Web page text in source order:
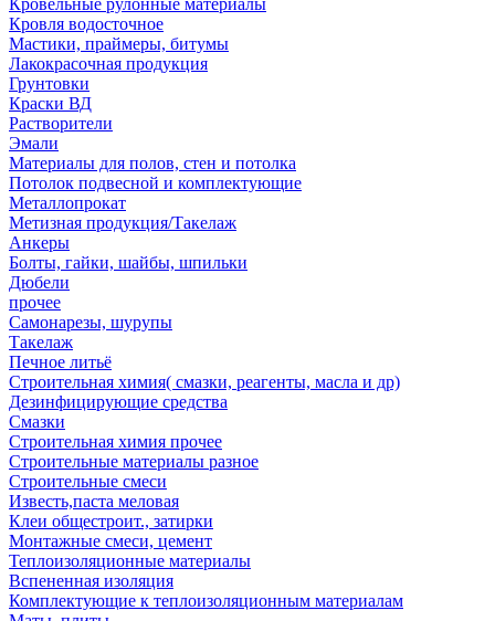
Кровельные рулонные материалы
Кровля водосточное
Мастики, праймеры, битумы
Лакокрасочная продукция
Грунтовки
Краски ВД
Растворители
Эмали
Материалы для полов, стен и потолка
Потолок подвесной и комплектующие
Металлопрокат
Метизная продукция/Такелаж
Анкеры
Болты, гайки, шайбы, шпильки
Дюбели
прочее
Самонарезы, шурупы
Такелаж
Печное литьё
Строительная химия( смазки, реагенты, масла и др)
Дезинфицирующие средства
Смазки
Строительная химия прочее
Строительные материалы разное
Строительные смеси
Известь,паста меловая
Клеи общестроит., затирки
Монтажные смеси, цемент
Теплоизоляционные материалы
Вспененная изоляция
Комплектующие к теплоизоляционным материалам